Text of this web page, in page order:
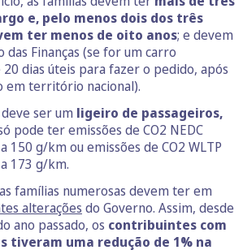
e, pelo menos dois dos três
ter menos de oito anos; e devem
Finanças (se for um carro
dias úteis para fazer o pedido, após
em território nacional).
ser um ligeiro de passageiros,
pode ter emissões de CO2 NEDC
150 g/km ou emissões de CO2 WLTP
173 g/km.
famílias numerosas devem ter em
alterações do Governo. Assim, desde
ano passado, os contribuintes com
tiveram uma redução de 1% na